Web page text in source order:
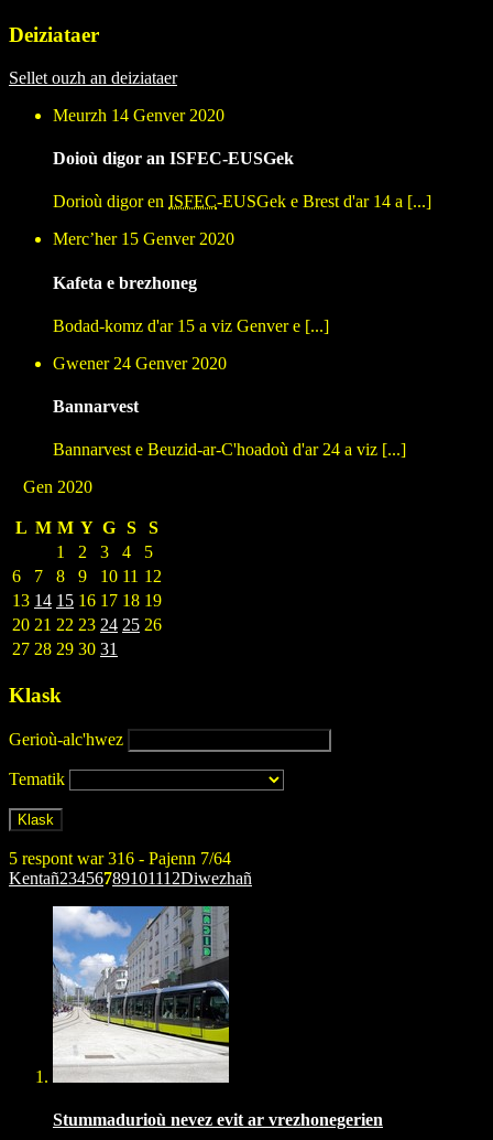
Deiziataer
Sellet ouzh an deiziataer
Meurzh 14 Genver 2020
Doioù digor an ISFEC-EUSGek
Dorioù digor en ISFEC-EUSGek e Brest d'ar 14 a [...]
Mercʼher 15 Genver 2020
Kafeta e brezhoneg
Bodad-komz d'ar 15 a viz Genver e [...]
Gwener 24 Genver 2020
Bannarvest
Bannarvest e Beuzid-ar-C'hoadoù d'ar 24 a viz [...]
Gen 2020
L M M Y G S
S
1
2 3 4
5
6
7 8 9 10 11 12
13 14 15 16 17 18 19
20 21 22 23 24 25 26
27 28 29 30 31
Klask
Gerioù-alc'hwez
Tematik
5 respont war 316 - Pajenn 7/64
Kentañ23456789101112Diwezhañ
Stummadurioù nevez evit ar vrezhonegerien